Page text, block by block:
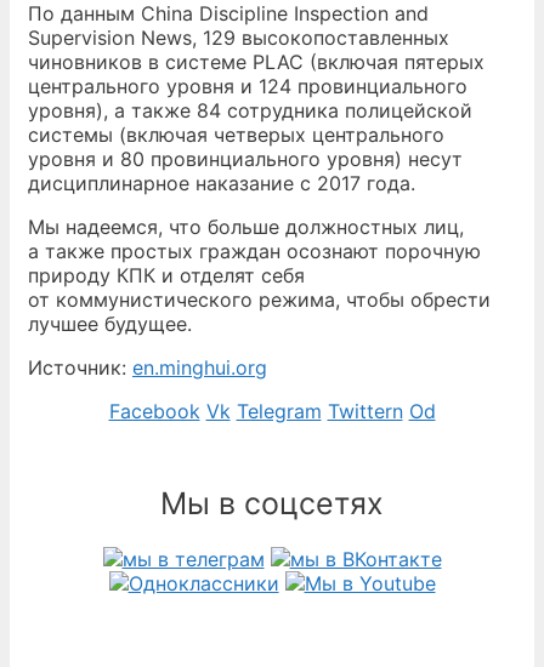
По данным China Discipline Inspection and
Supervision News, 129 высокопоставленных
чиновников в системе PLAC (включая пятерых
центрального уровня и 124 провинциального
уровня), а также 84 сотрудника полицейской
системы (включая четверых центрального
уровня и 80 провинциального уровня) несут
дисциплинарное наказание с 2017 года.
Мы надеемся, что больше должностных лиц,
а также простых граждан осознают порочную
природу КПК и отделят себя
от коммунистического режима, чтобы обрести
лучшее будущее.
Источник: en.minghui.org
Facebook Vk Telegram Twittern Od
Мы в соцсетях